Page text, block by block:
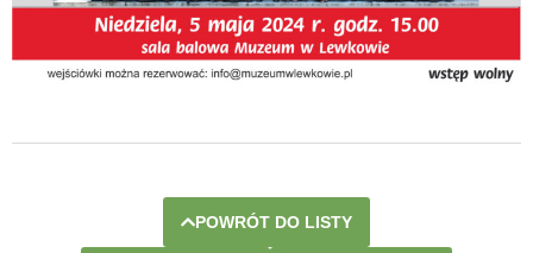
POWRÓT DO LISTY